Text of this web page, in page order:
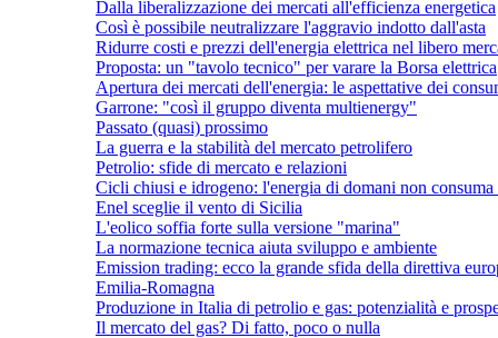
Dalla liberalizzazione dei mercati all'efficienza energetica
Così è possibile neutralizzare l'aggravio indotto dall'asta
Ridurre costi e prezzi dell'energia elettrica nel libero
Proposta: un "tavolo tecnico" per varare la Borsa elettrica
Apertura dei mercati dell'energia: le aspettative dei
Garrone: "così il gruppo diventa multienergy"
Passato (quasi) prossimo
La guerra e la stabilità del mercato petrolifero
Petrolio: sfide di mercato e relazioni
Cicli chiusi e idrogeno: l'energia di domani non consuma
Enel sceglie il vento di Sicilia
L'eolico soffia forte sulla versione "marina"
La normazione tecnica aiuta sviluppo e ambiente
Emission trading: ecco la grande sfida della direttiva
Emilia-Romagna
Produzione in Italia di petrolio e gas: potenzialità e
Il mercato del gas? Di fatto, poco o nulla